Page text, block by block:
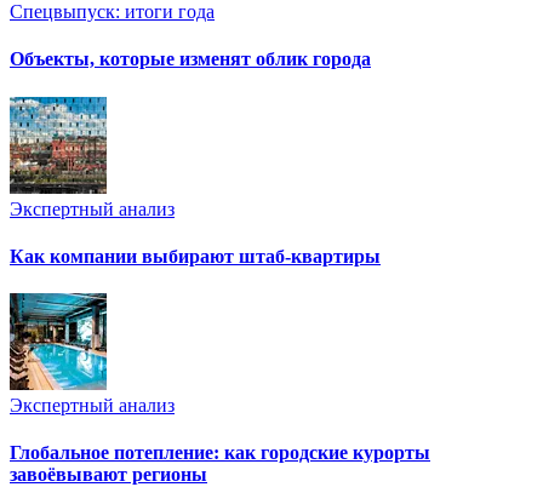
Спецвыпуск: итоги года
Объекты, которые изменят облик города
Экспертный анализ
Как компании выбирают штаб-квартиры
Экспертный анализ
Глобальное потепление: как городские курорты
завоёвывают регионы